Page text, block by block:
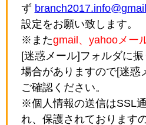
ず
設定をお願い致します。
※またgmail、yahooメー
[迷惑メール]フォルダに
場合がありますので[迷惑
ご確認ください。
※個人情報の送信はSSL
れ、保護されております